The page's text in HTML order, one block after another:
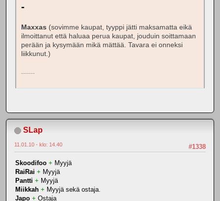
-
Maxxas (sovimme kaupat, tyyppi jätti maksamatta eikä
ilmoittanut että haluaa perua kaupat, jouduin soittamaan
perään ja kysymään mikä mättää. Tavara ei onneksi
liikkunut.)
SLap
#1338
11.01.10 - klo: 14.40
Skoodifoo + Myyjä
RaiRai + Myyjä
Pantti + Myyjä
Miikkah + Myyjä sekä ostaja.
Japo + Ostaja